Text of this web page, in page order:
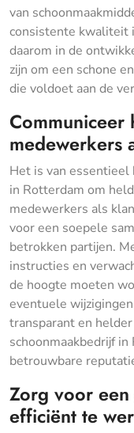
van
consistente kwaliteit
daarom in de
zijn om een schone
die voldoet aan de
Communiceer
medewerkers
Het is van essentieel
in Rotterdam om
medewerkers als
voor een soepele
betrokken partijen.
instructies en
de hoogte moeten
eventuele
transparant en
schoonmaakbedrijf
betrouwbare
Zorg voor
efficiënt te